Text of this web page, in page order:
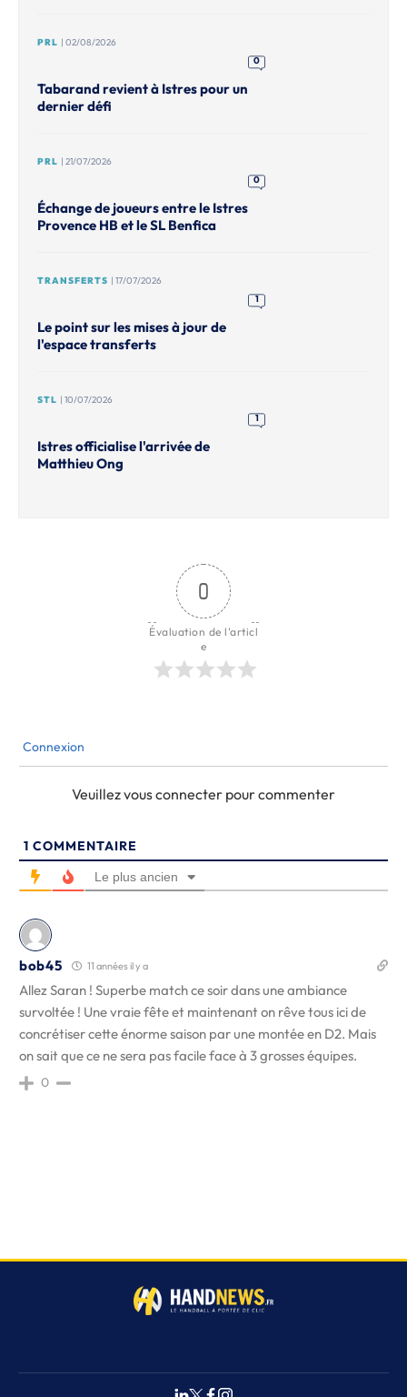
PRL | 02/08/2026
0
Tabarand revient à Istres pour un
dernier défi
PRL | 21/07/2026
0
Échange de joueurs entre le Istres
Provence HB et le SL Benfica
TRANSFERTS | 17/07/2026
1
Le point sur les mises à jour de
l'espace transferts
STL | 10/07/2026
1
Istres officialise l'arrivée de
Matthieu Ong
0
Évaluation de l'articl
e
Connexion
Veuillez vous connecter pour commenter
1 COMMENTAIRE
Le plus ancien
bob45 11 années il y a
Allez Saran ! Superbe match ce soir dans une ambiance
survoltée ! Une vraie fête et maintenant on rêve tous ici de
concrétiser cette énorme saison par une montée en D2. Mais
on sait que ce ne sera pas facile face à 3 grosses équipes.
0